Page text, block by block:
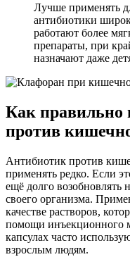
Лучше применять
антибиотики
работают более
препараты, при
назначают даже
Как правильно
против
Антибиотик против
применять редко. Если
ещё долго возобновлять
своего организма.
качестве растворов,
помощи инъекционного
капсулах часто
взрослым людям.